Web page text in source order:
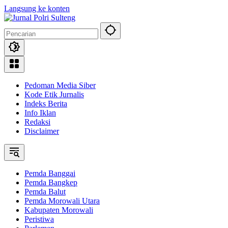
Langsung ke konten
Pedoman Media Siber
Kode Etik Jurnalis
Indeks Berita
Info Iklan
Redaksi
Disclaimer
Pemda Banggai
Pemda Bangkep
Pemda Balut
Pemda Morowali Utara
Kabupaten Morowali
Peristiwa